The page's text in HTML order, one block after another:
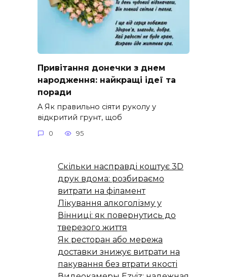
Привітання донечки з днем
народження: найкращі ідеї та
поради
A Як правильно сіяти руколу у
відкритий грунт, щоб
0 95
Скільки насправді коштує 3D
друк вдома: розбираємо
витрати на філамент
Лікування алкоголізму у
Вінниці: як повернутись до
тверезого життя
Як ресторан або мережа
доставки знижує витрати на
пакування без втрати якості